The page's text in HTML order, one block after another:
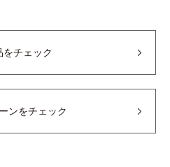
をチェック
ンをチェック